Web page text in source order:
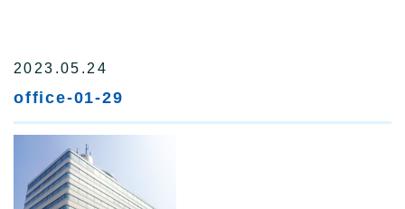
2023.05.24
office-01-29